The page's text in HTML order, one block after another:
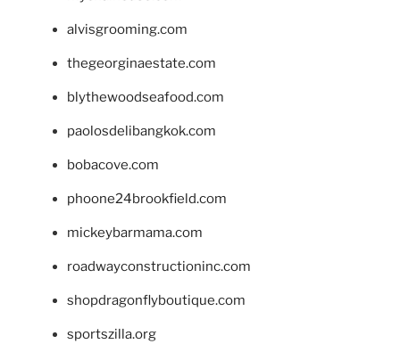
alvisgrooming.com
thegeorginaestate.com
blythewoodseafood.com
paolosdelibangkok.com
bobacove.com
phoone24brookfield.com
mickeybarmama.com
roadwayconstructioninc.com
shopdragonflyboutique.com
sportszilla.org